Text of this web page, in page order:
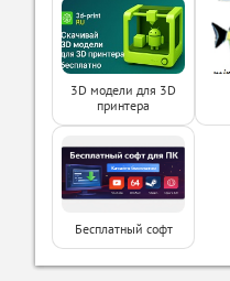
3D модели для 3D
принтера
Бесплатный софт